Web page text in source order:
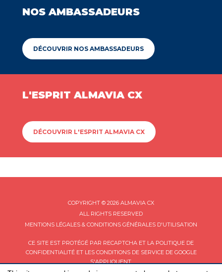
NOS AMBASSADEURS
DÉCOUVRIR NOS AMBASSADEURS
L'ESPRIT ALMAVIA CX
DÉCOUVRIR L'ESPRIT ALMAVIA CX
COPYRIGHT © 2026 ALMAVIA CX
ALL RIGHTS RESERVED
MENTIONS LÉGALES & CONDITIONS GÉNÉRALES D'UTILISATION
CE SITE EST PROTÉGÉ PAR RECAPTCHA ET LA POLITIQUE DE
CONFIDENTIALITÉET LES CONDITIONS DE SERVICEDE GOOGLE
S'APPLIQUENT.